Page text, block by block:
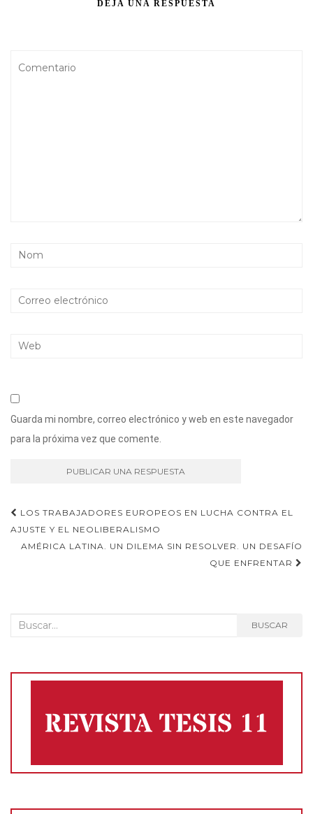
DEJA UNA RESPUESTA
Guarda mi nombre, correo electrónico y web en este navegador
para la próxima vez que comente.
Navegación
de
LOS TRABAJADORES EUROPEOS EN LUCHA CONTRA EL
AJUSTE Y EL NEOLIBERALISMO
AMÉRICA LATINA. UN DILEMA SIN RESOLVER. UN DESAFÍO
QUE ENFRENTAR
Buscar: BUSCAR